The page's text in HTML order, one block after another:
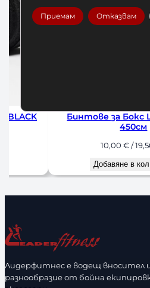
Бинтове за Бокс
Лидерфитнес е водещ вносител
разнообразие от бойна
Приемам Отказвам